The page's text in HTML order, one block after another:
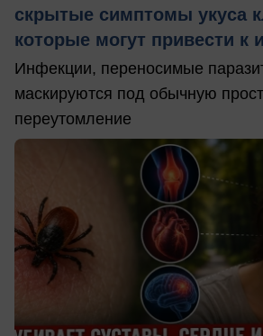
скрытые симптомы укуса
которые могут привести к
Инфекции, переносимые
маскируются под обычную
переутомление